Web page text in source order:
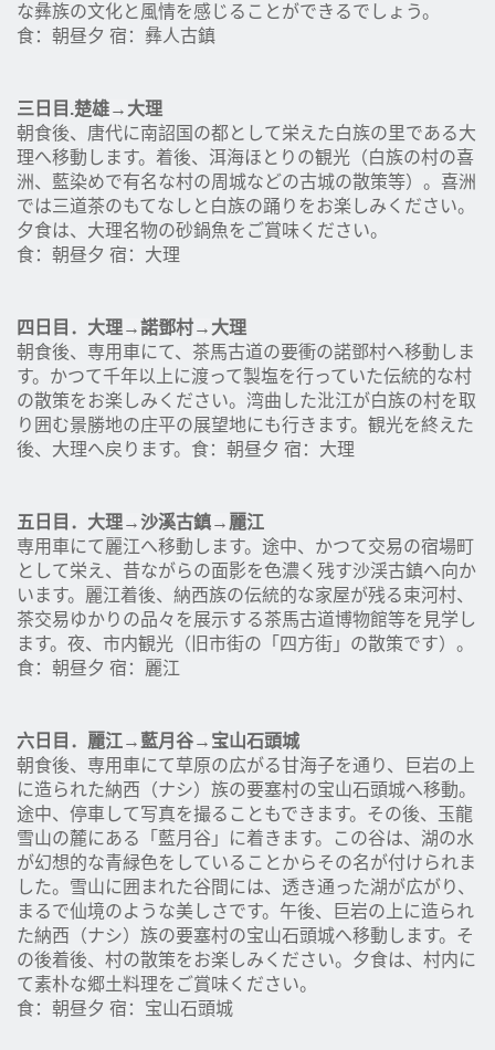
な彝族の文化と風情を感じることができるでしょう。
食：朝昼夕 宿：彝人古鎮
三日目.楚雄→ 大理
朝食後、唐代に南詔国の都として栄えた白族の里である大
理へ移動します。着後、洱海ほとりの観光（白族の村の喜
洲、藍染めで有名な村の周城などの古城の散策等）。喜洲
では三道茶のもてなしと白族の踊りをお楽しみください。
夕食は、大理名物の砂鍋魚をご賞味ください。
食：朝昼夕 宿：大理
四日目．大理→諾鄧村→ 大理
朝食後、専用車にて、茶馬古道の要衝の諾鄧村へ移動しま
す。かつて千年以上に渡って製塩を行っていた伝統的な村
の散策をお楽しみください。湾曲した沘江が白族の村を取
り囲む景勝地の庄平の展望地にも行きます。観光を終えた
後、大理へ戻ります。食：朝昼夕 宿：大理
五日目．大理→沙溪古鎮→ 麗江
専用車にて麗江へ移動します。途中、かつて交易の宿場町
として栄え、昔ながらの面影を色濃く残す沙渓古鎮へ向か
います。麗江着後、納西族の伝統的な家屋が残る束河村、
茶交易ゆかりの品々を展示する茶馬古道博物館等を見学し
ます。夜、市内観光（旧市街の「四方街」の散策です）。
食：朝昼夕 宿：麗江
六日目．麗江 → 藍月谷→ 宝山石頭城
朝食後、専用車にて草原の広がる甘海子を通り、巨岩の上
に造られた納西（ナシ）族の要塞村の宝山石頭城へ移動。
途中、停車して写真を撮ることもできます。その後、玉龍
雪山の麓にある「藍月谷」に着きます。この谷は、湖の水
が幻想的な青緑色をしていることからその名が付けられま
した。雪山に囲まれた谷間には、透き通った湖が広がり、
まるで仙境のような美しさです。午後、巨岩の上に造られ
た納西（ナシ）族の要塞村の宝山石頭城へ移動します。そ
の後着後、村の散策をお楽しみください。夕食は、村内に
て素朴な郷土料理をご賞味ください。
食：朝昼夕 宿：宝山石頭城